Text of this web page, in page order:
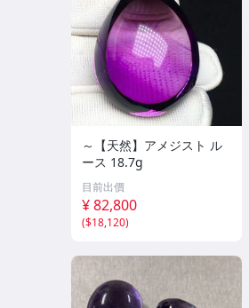
～【天然】アメジスト ル
ース 18.7g
目前出價
¥ 82,800
($18,120)